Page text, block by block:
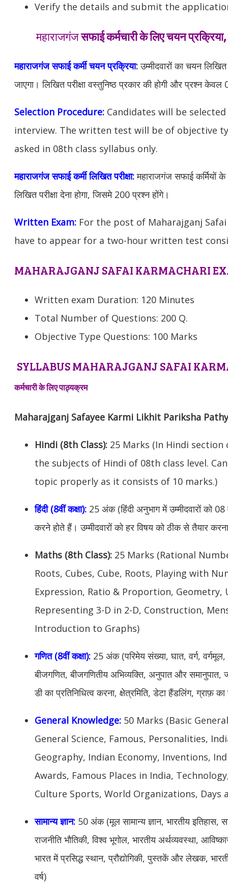
Verify the details and submit the
महाराजगंजसफाई कर्मचारी के लिए चयन प्रक्रिया,
महाराजगंजसफाई कर्मी चयन प्रक्रिया:उम्मीदवारों का चयन लिखित
जाएगा। लिखित परीक्षा वस्तुनिष्ठ प्रकार की होगी और प्रश्न
Selection Procedure: Candidates will be
interview. The written test will be of objective
asked in 08th class syllabus only.
महाराजगंजसफाई कर्मी लिखित परीक्षा:महाराजगंज सफाई कर्मियों
लिखित परीक्षा देना होगा, जिसमे 200 प्रश्न होंगे।
Written Exam: For the post of Maharajganj
have to appear for a two-hour written test
MAHARAJGANJ SAFAI KARMACHARI
Written exam Duration: 120 Minutes
Total Number of Questions: 200 Q.
Objective Type Questions: 100 Marks
SYLLABUS MAHARAJGANJ SAFAI
कर्मचारी के लिए पाठ्यक्रम
Maharajganj Safayee Karmi Likhit Pariksha
Hindi (8th Class): 25 Marks (In Hindi
the subjects of Hindi of 08th class level.
topic properly as it consists of 10 marks.)
हिंदी (8वीं कक्षा): 25 अंक (हिंदी अनुभाग में उम्मीदवारों को
करने होते हैं। उम्मीदवारों को हर विषय को ठीक से तैयार
Maths (8th Class): 25 Marks (Rational
Roots, Cubes, Cube, Roots, Playing with
Expression, Ratio & Proportion, Geometry,
Representing 3-D in 2-D, Construction,
Introduction to Graphs)
गणित (8वीं कक्षा): 25 अंक (परिमेय संख्या, घात, वर्ग,
बीजगणित, बीजगणितीय अभिव्यक्ति, अनुपात और
डी का प्रतिनिधित्व करना, क्षेत्रमिति, डेटा हैंडलिंग, ग्राफ़
General Knowledge: 50 Marks (Basic
General Science, Famous, Personalities,
Geography, Indian Economy, Inventions,
Awards, Famous Places in India,
Culture Sports, World Organizations, Days
सामान्य ज्ञान: 50 अंक (मूल सामान्य ज्ञान, भारतीय इतिहास,
राजनीति भौतिकी, विश्व भूगोल, भारतीय अर्थव्यवस्था,
भारत में प्रसिद्ध स्थान, प्रौद्योगिकी, पुस्तकें और लेखक,
वर्ष)